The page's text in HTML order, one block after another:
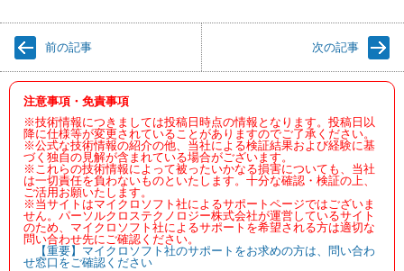
前の記事 次の記事
注意事項・免責事項
※技術情報につきましては投稿日時点の情報となります。投稿日以
降に仕様等が変更されていることがありますのでご了承ください。
※公式な技術情報の紹介の他、当社による検証結果および経験に基
づく独自の見解が含まれている場合がございます。
※これらの技術情報によって被ったいかなる損害についても、当社
は一切責任を負わないものといたします。十分な確認・検証の上、
ご活用お願いたします。
※当サイトはマイクロソフト社によるサポートページではございま
せん。パーソルクロステクノロジー株式会社が運営しているサイト
のため、マイクロソフト社によるサポートを希望される方は適切な
問い合わせ先にご確認ください。
【重要】マイクロソフト社のサポートをお求めの方は、問い合わ
せ窓口をご確認ください